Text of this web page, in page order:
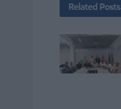
Related Posts